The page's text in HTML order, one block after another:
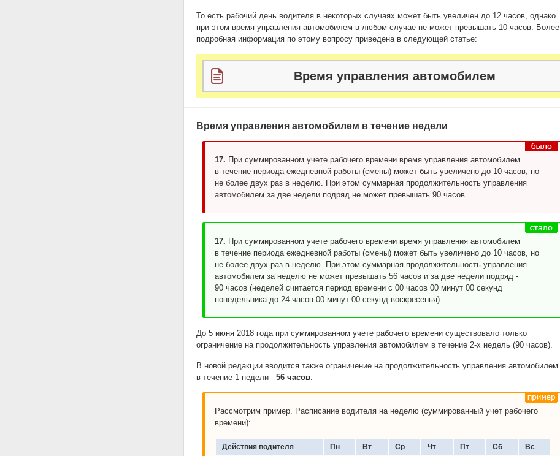
То есть рабочий день водителя в некоторых случаях может быть увеличен до 12 часов, однако
при этом время управления автомобилем в любом случае не может превышать 10 часов. Более
подробная информация по этому вопросу приведена в следующей статье:
Время управления автомобилем
Время управления автомобилем в течение недели
17. При суммированном учете рабочего времени время управления автомобилем
в течение периода ежедневной работы (смены) может быть увеличено до 10 часов, но
не более двух раз в неделю. При этом суммарная продолжительность управления
автомобилем за две недели подряд не может превышать 90 часов.
17. При суммированном учете рабочего времени время управления автомобилем
в течение периода ежедневной работы (смены) может быть увеличено до 10 часов, но
не более двух раз в неделю. При этом суммарная продолжительность управления
автомобилем за неделю не может превышать 56 часов и за две недели подряд -
90 часов (неделей считается период времени с 00 часов 00 минут 00 секунд
понедельника до 24 часов 00 минут 00 секунд воскресенья).
До 5 июня 2018 года при суммированном учете рабочего времени существовало только
ограничение на продолжительность управления автомобилем в течение 2-х недель (90 часов).
В новой редакции вводится также ограничение на продолжительность управления автомобилем
в течение 1 недели - 56 часов.
Рассмотрим пример. Расписание водителя на неделю (суммированный учет рабочего
времени):
Действия водителя Пн Вт Cр Чт Пт Сб Вс